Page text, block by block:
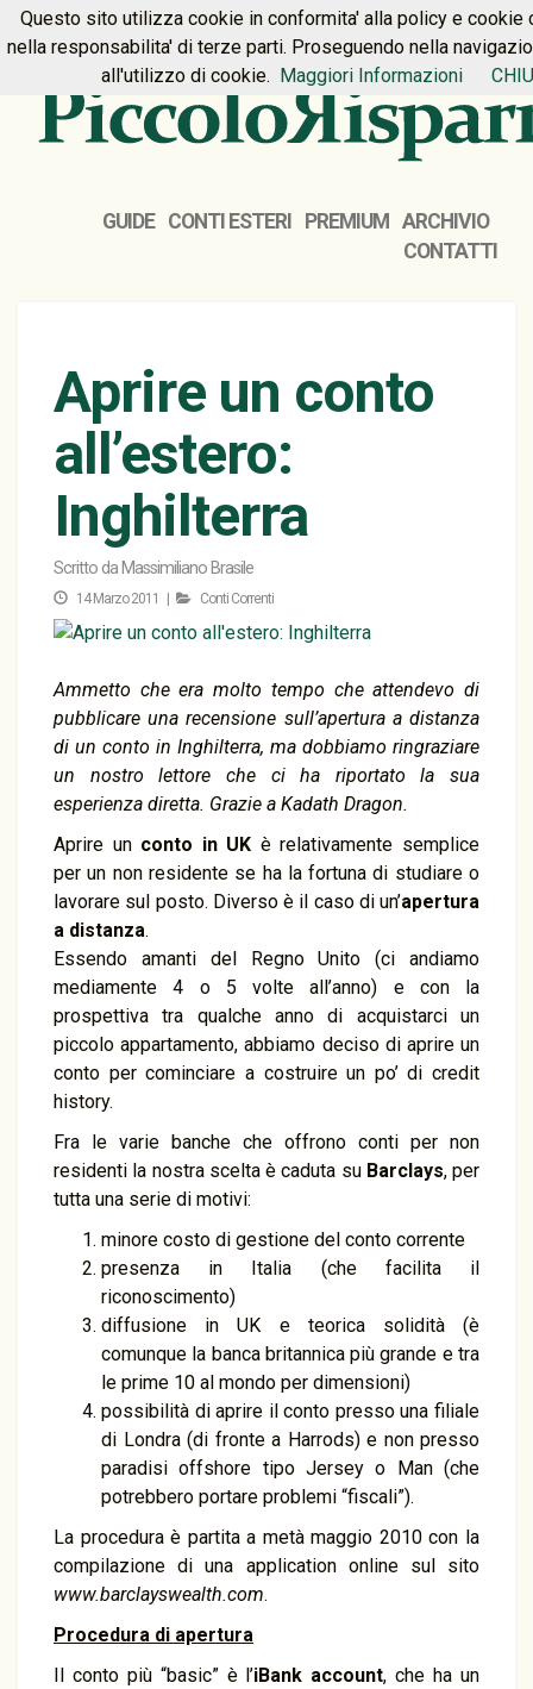
HOME PREMIUM CONTATTI
GUIDE CONTI ESTERI PREMIUM
ARCHIVIO
CONTATTI
Aprire un conto
all’estero:
Inghilterra
Scritto da Massimiliano Brasile
14 Marzo 2011 | Conti Correnti
Ammetto che era molto tempo che attendevo di
pubblicare una recensione sull’apertura a distanza
di un conto in Inghilterra, ma dobbiamo ringraziare
un nostro lettore che ci ha riportato la sua
esperienza diretta. Grazie a Kadath Dragon.
Aprire un conto in UK è relativamente semplice
per un non residente se ha la fortuna di studiare o
lavorare sul posto. Diverso è il caso di un’apertura
a distanza.
Essendo amanti del Regno Unito (ci andiamo
mediamente 4 o 5 volte all’anno) e con la
prospettiva tra qualche anno di acquistarci un
piccolo appartamento, abbiamo deciso di aprire un
conto per cominciare a costruire un po’ di credit
history.
Fra le varie banche che offrono conti per non
residenti la nostra scelta è caduta su Barclays, per
tutta una serie di motivi:
minore costo di gestione del conto corrente
presenza in Italia (che facilita il
riconoscimento)
diffusione in UK e teorica solidità (è
comunque la banca britannica più grande e tra
le prime 10 al mondo per dimensioni)
possibilità di aprire il conto presso una filiale
di Londra (di fronte a Harrods) e non presso
paradisi offshore tipo Jersey o Man (che
potrebbero portare problemi “fiscali”).
La procedura è partita a metà maggio 2010 con la
compilazione di una application online sul sito
www.barclayswealth.com.
Procedura di apertura
Il conto più “basic” è l’iBank account, che ha un
Questo sito utilizza cookie in conformita' alla policy e cookie
nella responsabilita' di terze parti. Proseguendo nella
all'utilizzo di cookie. Maggiori Informazioni